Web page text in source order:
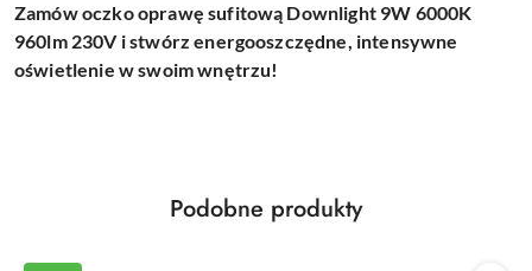
Zamów oczko oprawę sufitową Downlight 9W 6000K
960lm 230V i stwórz energooszczędne, intensywne
oświetlenie w swoim wnętrzu!
Pomiń karuzelę produktów
Produkty
Podobne produkty